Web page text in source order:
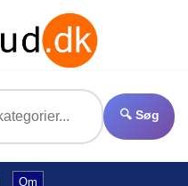
🔍 Søg
Om